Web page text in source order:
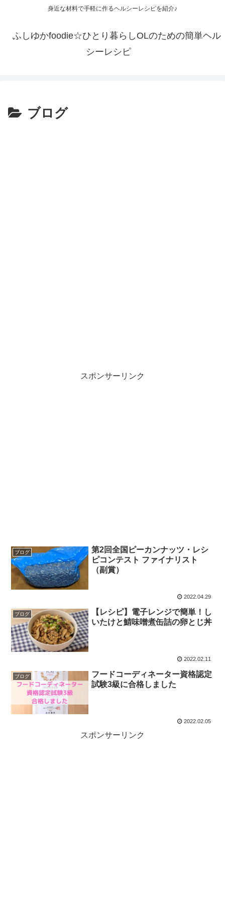
身近な材料で手軽に作るヘルシーレシピを紹介♪
ふしゆかfoodie☆ひとり暮らしOLのための簡単ヘル
シーレシピ
ブログ
スポンサーリンク
ブログ
第2回全国ピーカンナッツ・レシ
ピコンテスト ファイナリスト
（副賞）
2022.04.29
ブログ
【レシピ】電子レンジで簡単！し
いたけと鯖味噌煮缶詰の卵とじ丼
2022.02.11
ブログ
フードコーディネーター資格認定
試験3級に合格しました
2022.02.05
スポンサーリンク